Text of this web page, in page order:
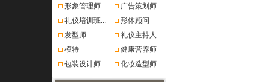
形象管理师
广告策划师
礼仪培训班...
形体顾问
发型师
礼仪主持人
模特
健康营养师
包装设计师
化妆造型师